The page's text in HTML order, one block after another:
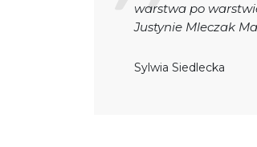
warstwa po
Justynie Mleczak
Sylwia Siedlecka